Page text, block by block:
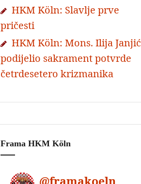
HKM Köln: Slavlje prve
pričesti
HKM Köln: Mons. Ilija Janjić
podijelio sakrament potvrde
četrdesetero krizmanika
Frama HKM Köln